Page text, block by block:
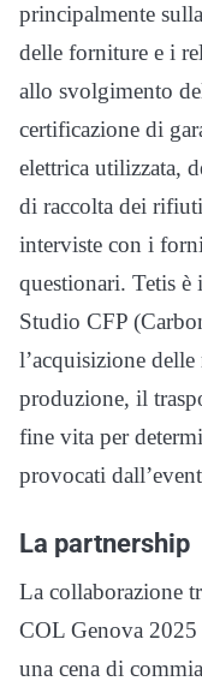
principalmente
delle forniture e i
allo svolgimento
certificazione di
elettrica utilizzata,
di raccolta dei
interviste con i
questionari. Tetis è
Studio CFP
l’acquisizione
produzione, il
fine vita per
provocati
La partnership
La collaborazione
COL Genova 2025
una cena di